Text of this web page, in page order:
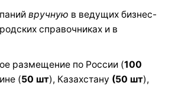
вручную в ведущих бизнес-
справочниках и в
размещение по России (100
(50 шт), Казахстану (50 шт),